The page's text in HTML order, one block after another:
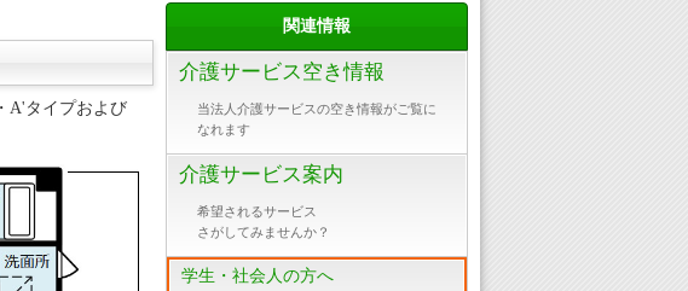
A'タイプおよび
関連情報
介護サービス空き情報
当法人介護サービスの空き情報がご覧に
なれます
介護サービス案内
希望されるサービス
さがしてみませんか？
学生・社会人の方へ